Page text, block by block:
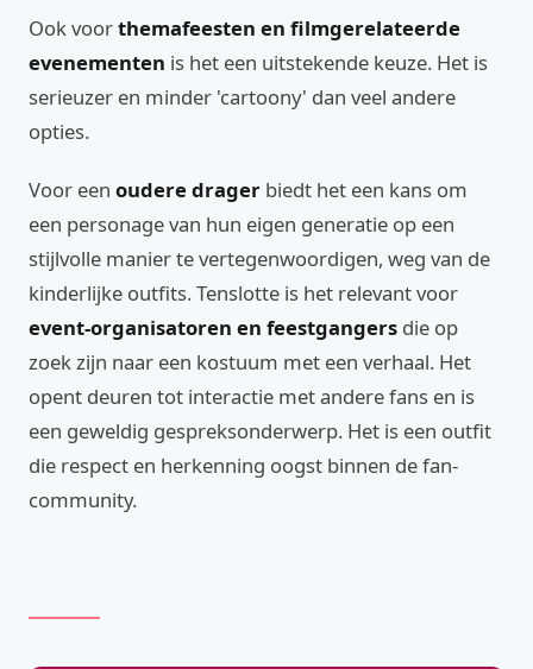
Ook voorthemafeesten en filmgerelateerde
evenementen is het een uitstekende keuze. Het is
serieuzer en minder 'cartoony' dan veel andere
opties.
Voor een oudere drager biedt het een kans om
een personage van hun eigen generatie op een
stijlvolle manier te vertegenwoordigen, weg van de
kinderlijke outfits. Tenslotte is het relevant voor
event-organisatoren en feestgangers die op
zoek zijn naar een kostuum met een verhaal. Het
opent deuren tot interactie met andere fans en is
een geweldig gespreksonderwerp. Het is een outfit
die respect en herkenning oogst binnen de fan-
community.